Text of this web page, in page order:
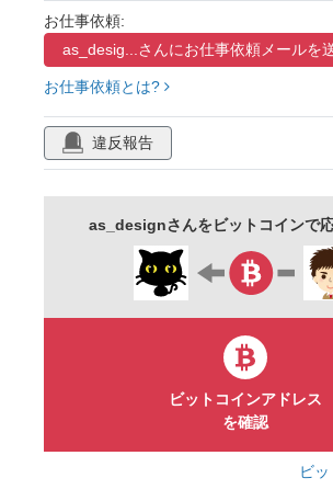
アイコン
お仕事依頼:
as_desig...さんにお仕事依頼メールを
お仕事依頼とは?
違反報告
as_designさんをビットコインで
ビットコインアドレス
を確認
ビ